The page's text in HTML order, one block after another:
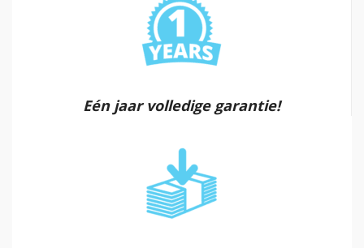
Eén jaar volledige garantie!